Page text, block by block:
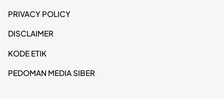
PRIVACY POLICY
DISCLAIMER
KODE ETIK
PEDOMAN MEDIA SIBER